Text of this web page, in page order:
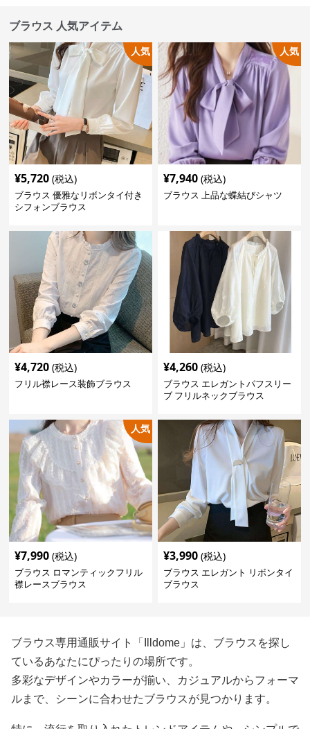
ブラウス 人気アイテム
人気
¥5,720 (税込)
ブラウス 優雅なリボンタイ付き
シフォンブラウス
人気
¥7,940 (税込)
ブラウス 上品な蝶結びシャツ
¥4,720 (税込)
フリル襟レース装飾ブラウス
¥4,260 (税込)
ブラウス エレガントパフスリー
ブ フリルネックブラウス
人気
¥7,990 (税込)
ブラウス ロマンティックフリル
襟レースブラウス
¥3,990 (税込)
ブラウス エレガント リボンタイ
ブラウス
ブラウス専用通販サイト「Illdome」は、ブラウスを探し
ているあなたにぴったりの場所です。
多彩なデザインやカラーが揃い、カジュアルからフォーマ
ルまで、シーンに合わせたブラウスが見つかります。